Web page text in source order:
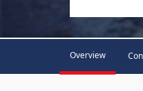
Overview